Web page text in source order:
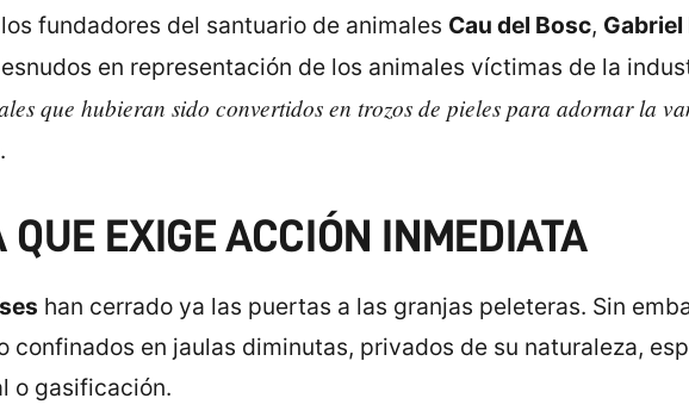
fundadores del santuario de animales Cau del Bosc, Gabriel
en representación de los animales víctimas de la
que hubieran sido convertidos en trozos de pieles para adornar la
EXIGE ACCIÓN INMEDIATA
han cerrado ya las puertas a las granjas peleteras. Sin
confinados en jaulas diminutas, privados de su naturaleza,
o gasificación.